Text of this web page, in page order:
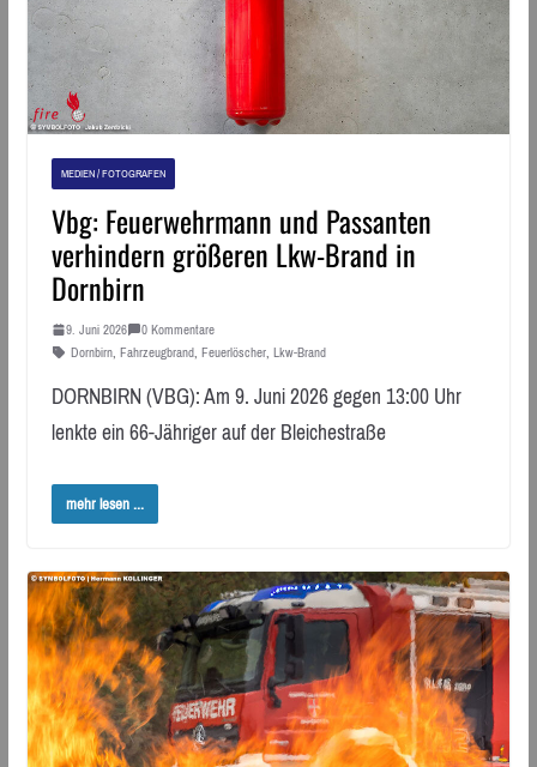
MEDIEN / FOTOGRAFEN
Vbg: Feuerwehrmann und Passanten
verhindern größeren Lkw-Brand in
Dornbirn
9. Juni 2026
0 Kommentare
Dornbirn, Fahrzeugbrand, Feuerlöscher, Lkw-Brand
DORNBIRN (VBG): Am 9. Juni 2026 gegen 13:00 Uhr
lenkte ein 66-Jähriger auf der Bleichestraße
mehr lesen ...